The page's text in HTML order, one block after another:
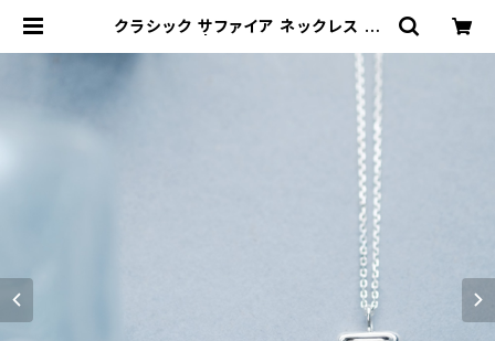
クラシック サファイア ネックレス シ
oud-jewelry) レディース メンズ ア
クセサリー ネックレス ピアス 指輪 ギ